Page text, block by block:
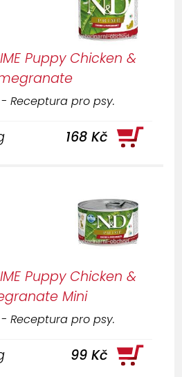
Puppy Chicken &
Receptura pro psy.
168 Kč
Puppy Chicken &
Mini
Receptura pro psy.
99 Kč